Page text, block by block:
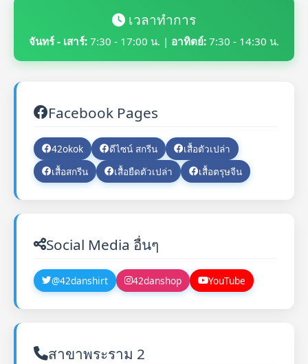
เวลาทำการ
จันทร์ - เสาร์: 7:30 - 17:00 น. | อาทิตย์: 7:30 - 14:30 น.
Facebook Pages
42okok ดีไซน์ สกรีน
เสื้อตัวเปล่า
เสื้อสกรีน
เสื้อยืดตัวเปล่า เสื้อตรุษจีน
Social Media อื่นๆ
@42danshirt 42danshop YouTube
สาขาพระราม 2